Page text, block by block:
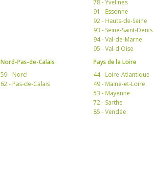
78 - Yvelines
91 - Essonne
92 - Hauts-de-Seine
93 - Seine-Saint-Denis
94 - Val-de-Marne
95 - Val-d'Oise
Nord-Pas-de-Calais
59 - Nord
62 - Pas-de-Calais
Pays de la Loire
44 - Loire-Atlantique
49 - Maine-et-Loire
53 - Mayenne
72 - Sarthe
85 - Vendée